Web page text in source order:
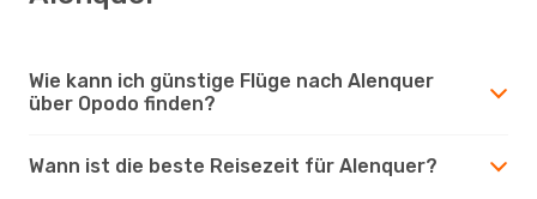
Wie kann ich günstige Flüge nach Alenquer
über Opodo finden?
Wann ist die beste Reisezeit für Alenquer?